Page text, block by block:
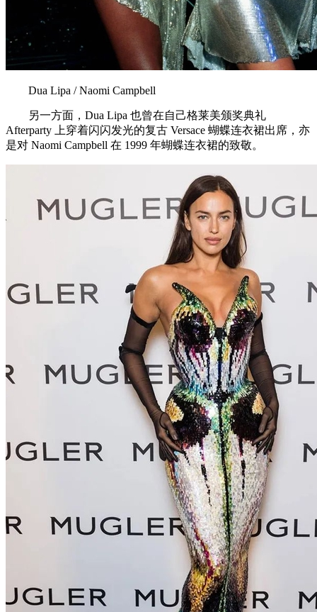
Dua Lipa / Naomi Campbell
另一方面，Dua Lipa 也曾在自己格莱美颁奖典礼
Afterparty 上穿着闪闪发光的复古 Versace 蝴蝶连衣裙出席，亦
是对 Naomi Campbell 在 1999 年蝴蝶连衣裙的致敬。